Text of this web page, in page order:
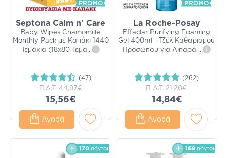
Septona Calm n' Care
Baby Wipes Chamomille
Monthly Pack με Καπάκι 1440
Τεμάχια (18x80 Τεμά... i
(47)
Π.Λ.Τ. 44,97€
15,56€
Αγορά
La Roche-Posay
Effaclar Purifying Foaming
Gel 400ml - Τζέλ Καθαρισμού
Προσώπου για Λιπαρά ... i
(262)
Π.Λ.Τ. 21,20€
14,84€
Αγορά
170 πόντοι 168 πόντοι